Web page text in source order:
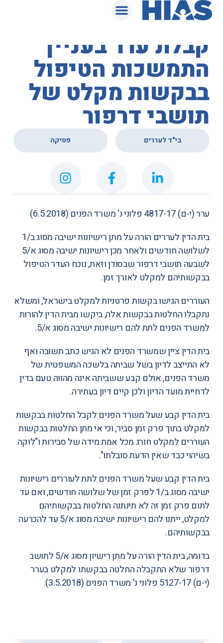
המאגר המשפטי
בית הדין לעררים –
קבלת ערר בעניין
התמשכות הטיפול
בבקשות מקלט של
תושבי דרפור
בי"ד לעררים פסיקה
ערר (י-ם) 4817-17 פלוני נ' משרד הפנים (6.5.2018)
בית הדין לעררים הורה על מתן רישיונות ישיבה מסוג ב/1
לשלושה חודשים ולאחר מכן רישיונות ישיבה מסוג א/5
לשבעה תושבי דרפור שבסודן וזאת, נוכח העדר הטיפול
בבקשותיהם למקלט לאורך זמן.
העוררים הגישו בקשות פרטניות למקלט בישראל, ומשלא
נתקבלו החלטות בבקשות אלה, ביקשו מבית הדין להורות
למשרד הפנים לתת להם רישיונות ישיבה מסוג א/5.
בית הדין ציין שמשרד הפנים לא הגיש כתב תשובה ואף
לא התייצב לדיון בשל שביתה בלשכה המשפטית של
משרד הפנים, אולם קבע ששביתה אינה מהווה טעם בדין
לדחיית מועד הדיון ולכן קיים דיון בעתירה.
בית הדין קבע שעל משרד הפנים לקבל החלטות בבקשות
למקלט בתוך פרק זמן סביר, וכי אי מתן החלטות בבקשות
העוררים למקלט חורג מכל אמת מידה של סבירות ו"לוקה
בשיהוי כבד שאין הדעת סובלתו".
בית הדין קבע שעל משרד הפנים לתת לעוררים רישיונות
ישיבה מסוג ב/1 לפרק זמן של שלושה חודשים, ואם עד
לתום פרק זמן זה לא תינתנה החלטות בבקשותיהם
למקלט, ייתנו להם רישיונות ישיבה מסוג א/5 עד להכרעה
בבקשותיהם.
בדומה, בית הדין הורה על מתן רישיון מסוג א/5 לתושב
דרפור שלא התקבלה החלטה בבקשתו למקלט בערר
(י-ם) 5127-17
פלוני נ' משרד הפנים (3.5.2018).